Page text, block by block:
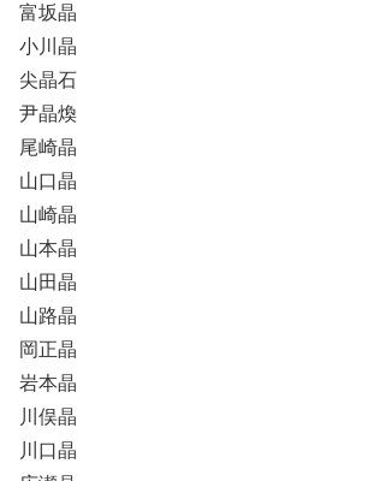
富坂晶
小川晶
尖晶石
尹晶煥
尾崎晶
山口晶
山崎晶
山本晶
山田晶
山路晶
岡正晶
岩本晶
川俣晶
川口晶